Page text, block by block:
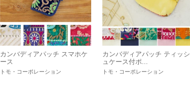
カンバディアパッチ スマホケ
ース
トモ・コーポレーション
カンバディアパッチ ティッシ
ュケース付ポ...
トモ・コーポレーション